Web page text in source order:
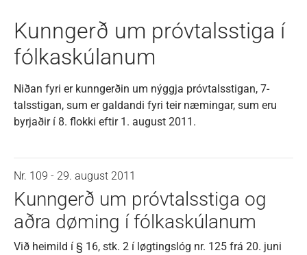
Kunngerð um próvtalsstiga í
fólkaskúlanum
Niðan fyri er kunngerðin um nýggja próvtalsstigan, 7-
talsstigan, sum er galdandi fyri teir næmingar, sum eru
byrjaðir í 8. flokki eftir 1. august 2011.
Nr. 109 - 29. august 2011
Kunngerð um próvtalsstiga og
aðra døming í fólkaskúlanum
Við heimild í § 16, stk. 2 í løgtingslóg nr. 125 frá 20. juni